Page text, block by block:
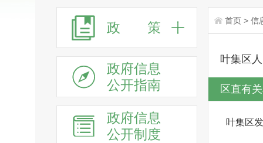
政 策
政府信息
公开指南
政府信息
公开制度
首页 > 信
叶集区
区直有
叶集区